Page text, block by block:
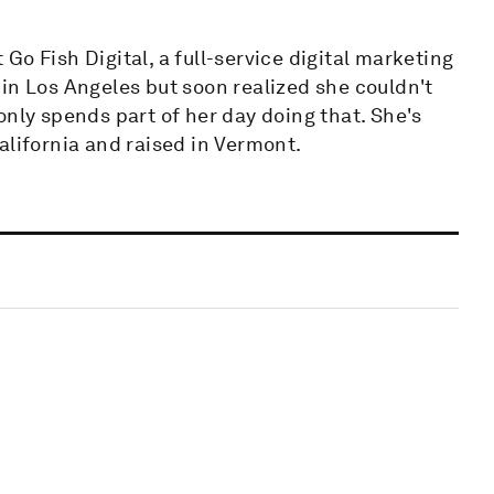
Fish Digital, a full-service digital marketing
Los Angeles but soon realized she couldn't
spends part of her day doing that. She's
and raised in Vermont.